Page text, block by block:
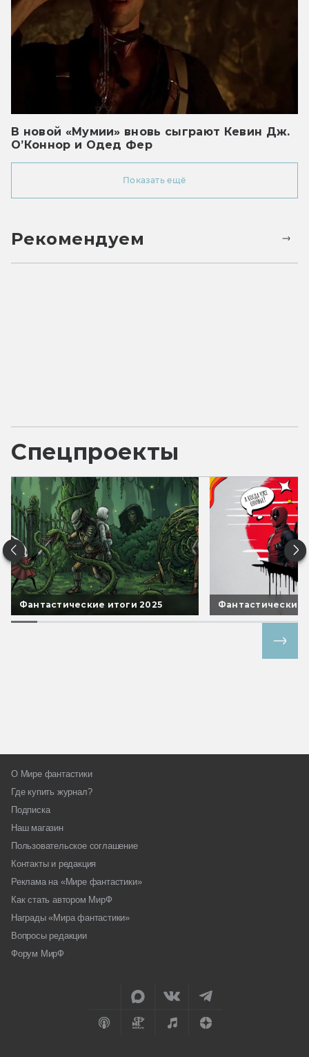
В новой «Мумии» вновь сыграют Кевин Дж.
О’Коннор и Одед Фер
Показать ещё
Рекомендуем
Спецпроекты
Фантастические итоги 2025 Фантастические
О Мире фантастики
Где купить журнал?
Подписка
Наш магазин
Пользовательское соглашение
Контакты и редакция
Реклама на «Мире фантастики»
Как стать автором МирФ
Награды «Мира фантастики»
Вопросы редакции
Форум МирФ